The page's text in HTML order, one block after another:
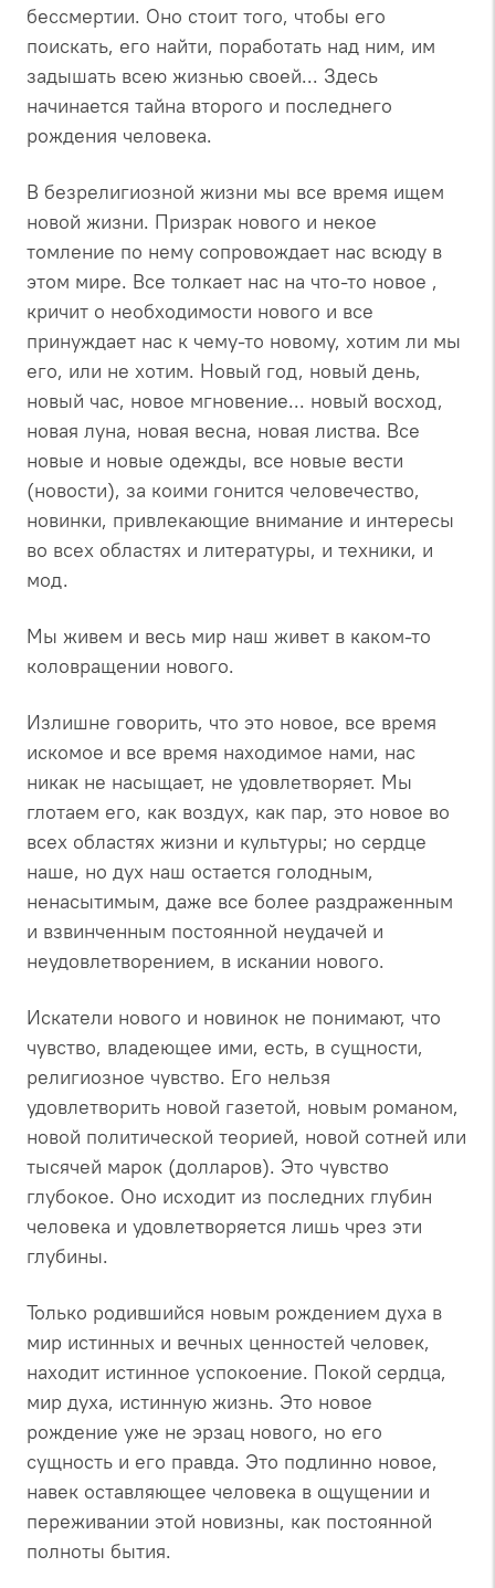
бессмертии. Оно стоит того, чтобы его
поискать, его найти, поработать над ним, им
задышать всею жизнью своей... Здесь
начинается тайна второго и последнего
рождения человека.
В безрелигиозной жизни мы все время ищем
новой жизни. Призрак нового и некое
томление по нему сопровождает нас всюду в
этом мире. Все толкает нас на что-то новое ,
кричит о необходимости нового и все
принуждает нас к чему-то новому, хотим ли мы
его, или не хотим. Новый год, новый день,
новый час, новое мгновение... новый восход,
новая луна, новая весна, новая листва. Все
новые и новые одежды, все новые вести
(новости), за коими гонится человечество,
новинки, привлекающие внимание и интересы
во всех областях и литературы, и техники, и
мод.
Мы живем и весь мир наш живет в каком-то
коловращении нового.
Излишне говорить, что это новое, все время
искомое и все время находимое нами, нас
никак не насыщает, не удовлетворяет. Мы
глотаем его, как воздух, как пар, это новое во
всех областях жизни и культуры; но сердце
наше, но дух наш остается голодным,
ненасытимым, даже все более раздраженным
и взвинченным постоянной неудачей и
неудовлетворением, в искании нового.
Искатели нового и новинок не понимают, что
чувство, владеющее ими, есть, в сущности,
религиозное чувство. Его нельзя
удовлетворить новой газетой, новым романом,
новой политической теорией, новой сотней или
тысячей марок (долларов). Это чувство
глубокое. Оно исходит из последних глубин
человека и удовлетворяется лишь чрез эти
глубины.
Только родившийся новым рождением духа в
мир истинных и вечных ценностей человек,
находит истинное успокоение. Покой сердца,
мир духа, истинную жизнь. Это новое
рождение уже не эрзац нового, но его
сущность и его правда. Это подлинно новое,
навек оставляющее человека в ощущении и
переживании этой новизны, как постоянной
полноты бытия.